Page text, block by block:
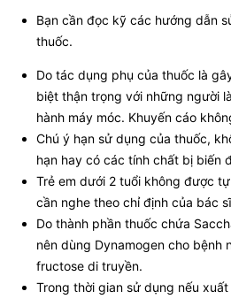
Bạn cần đọc kỹ các hướng dẫn
thuốc.
Do tác dụng phụ của thuốc là
biệt thận trọng với những người
hành máy móc. Khuyến cáo
Chú ý hạn sử dụng của thuốc,
hạn hay có các tính chất bị biến
Trẻ em dưới 2 tuổi không được
cần nghe theo chỉ định của bác
Do thành phần thuốc chứa
nên dùng Dynamogen cho bệnh
fructose di truyền.
Trong thời gian sử dụng nếu